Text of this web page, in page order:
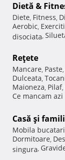
Dietă &
Diete, Fitness,
Aerobic,
disociata,
Reţete
Mancare, Paste,
Dulceata,
Maioneza, Pilaf,
Ce mancam azi
Casă şi
Mobila
Dormitoare,
singura,